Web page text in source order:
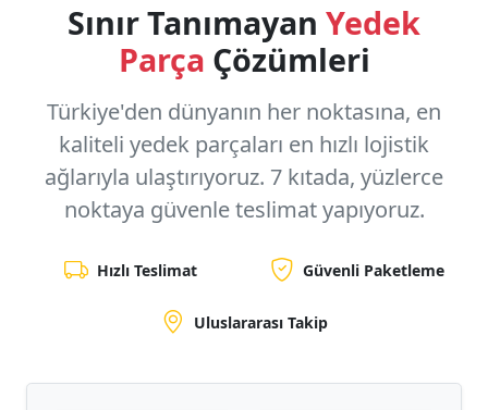
Sınır Tanımayan Yedek
Parça Çözümleri
Türkiye'den dünyanın her noktasına, en
kaliteli yedek parçaları en hızlı lojistik
ağlarıyla ulaştırıyoruz. 7 kıtada, yüzlerce
noktaya güvenle teslimat yapıyoruz.
Hızlı Teslimat Güvenli Paketleme
Uluslararası Takip